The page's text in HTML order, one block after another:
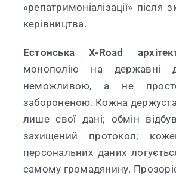
«репатримоніалізації» після
керівництва.
Естонська X-Road
монополію на державні
неможливою, а не
забороненою. Кожна
лише свої дані; обмін
захищений протокол;
персональних даних
самому громадянину.